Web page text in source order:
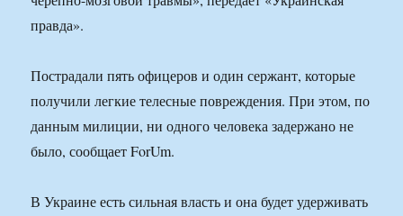
правда».
Пострадали пять офицеров и один сержант, которые
получили легкие телесные повреждения. При этом, по
данным милиции, ни одного человека задержано не
было, сообщает ForUm.
В Украине есть сильная власть и она будет удерживать